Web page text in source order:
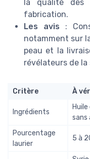
la qualité des
fabrication.
Les avis :
notamment sur
peau et la
révélateurs de
Critère À
Ingrédients
sans
Pourcentage
laurier
5 à